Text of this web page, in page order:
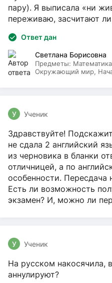
пару). Я выписала «ни
переживаю, засчитают
Ответ дан
Светлана Борисовна
Предметы:
Окружающий мир,
У Ученик
Здравствуйте!
не сдала 2 английский
из черновика в бланки
отличницей, а по
особенности. Пересдача
Есть ли возможность
экзамен? И, можно ли
У Ученик
На русском накосячила,
аннулируют?